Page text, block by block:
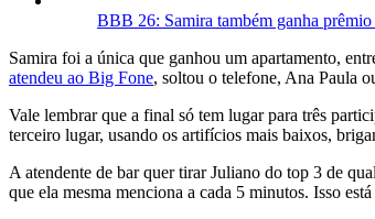
BBB 26: Samira também ganha
Samira foi a única que ganhou um apartamento,
atendeu ao Big Fone, soltou o telefone, Ana Paula
Vale lembrar que a final só tem lugar para três
terceiro lugar, usando os artifícios mais baixos,
A atendente de bar quer tirar Juliano do top 3 de
que ela mesma menciona a cada 5 minutos. Isso